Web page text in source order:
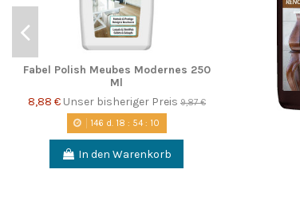
Fabel Polish Meubes Modernes 250
Ml
8,88 € Unser bisheriger Preis 9,87 €
146d. 18: 54: 09
In den Warenkorb